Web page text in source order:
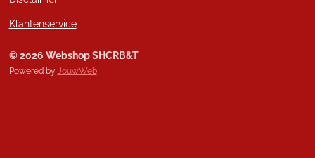
Klantenservice
© 2026 Webshop SHCRB&T
Powered by JouwWeb